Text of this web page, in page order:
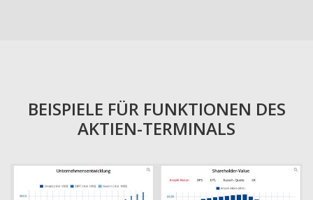
BEISPIELE FÜR FUNKTIONEN DES
AKTIEN-TERMINALS